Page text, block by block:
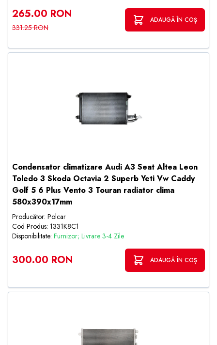
265.00 RON
331.25 RON
ADAUGĂ ÎN COȘ
Condensator climatizare Audi A3 Seat Altea Leon
Toledo 3 Skoda Octavia 2 Superb Yeti Vw Caddy
Golf 5 6 Plus Vento 3 Touran radiator clima
580x390x17mm
Producător: Polcar
Cod Produs: 1331K8C1
Disponibilitate: Furnizor; Livrare 3-4 Zile
300.00 RON ADAUGĂ ÎN COȘ